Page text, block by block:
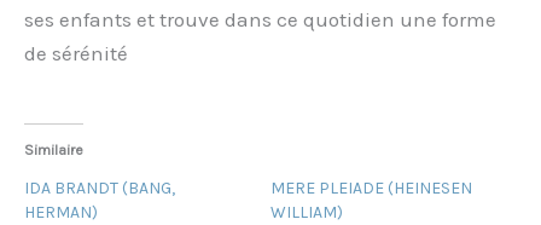
ses enfants et trouve dans ce quotidien une forme
de sérénité
Similaire
IDA BRANDT (BANG,
HERMAN)
MERE PLEIADE (HEINESEN
WILLIAM)